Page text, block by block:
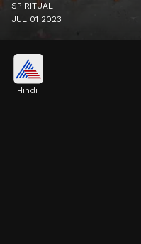
SPIRITUAL
JUL 01 2023
Hindi